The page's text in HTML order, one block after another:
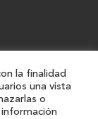
la finalidad
una vista
o